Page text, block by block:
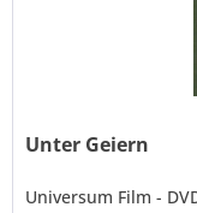
Unter Geiern
Universum Film -